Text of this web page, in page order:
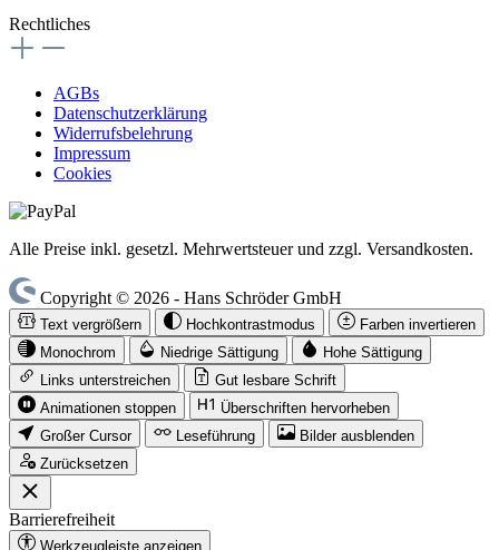
Rechtliches
AGBs
Datenschutzerklärung
Widerrufsbelehrung
Impressum
Cookies
Alle Preise inkl. gesetzl. Mehrwertsteuer und zzgl. Versandkosten.
Copyright © 2026 - Hans Schröder GmbH
Text vergrößern Hochkontrastmodus
Farben invertieren
Monochrom
Niedrige Sättigung
Hohe Sättigung
Links unterstreichen
Gut lesbare Schrift
Animationen stoppen
Überschriften hervorheben
Großer Cursor
Leseführung
Bilder ausblenden
Zurücksetzen
Barrierefreiheit
Werkzeugleiste anzeigen